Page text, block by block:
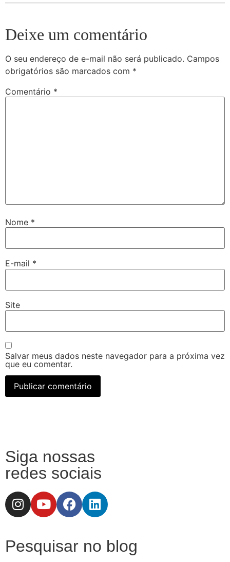
Deixe um comentário
O seu endereço de e-mail não será publicado. Campos
obrigatórios são marcados com *
Comentário *
Nome *
E-mail *
Site
Salvar meus dados neste navegador para a próxima vez
que eu comentar.
Siga nossas
redes sociais
Pesquisar no blog